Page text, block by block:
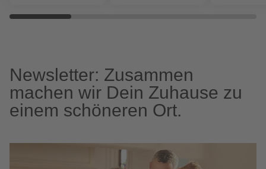
Newsletter: Zusammen
machen wir Dein Zuhause zu
einem schöneren Ort.